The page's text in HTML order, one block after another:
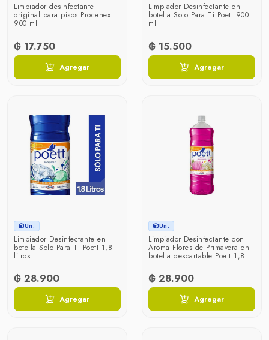
Limpiador desinfectante
original para pisos Procenex
900 ml
₲ 17.750
Agregar
Limpiador Desinfectante en
botella Solo Para Ti Poett 900
ml
₲ 15.500
Agregar
Un.
Limpiador Desinfectante en
botella Solo Para Ti Poett 1,8
litros
₲ 28.900
Agregar
Un.
Limpiador Desinfectante con
Aroma Flores de Primavera en
botella descartable Poett 1,8
₲ 28.900
Agregar